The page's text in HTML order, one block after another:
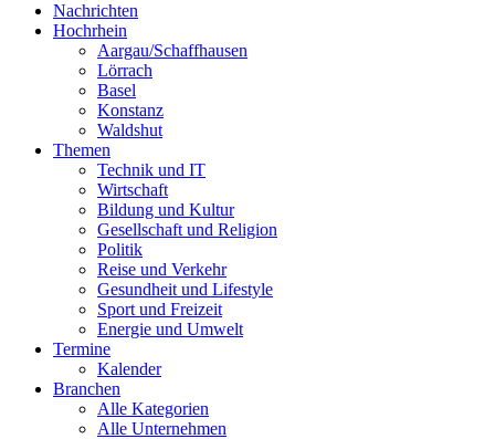
Nachrichten
Hochrhein
Aargau/Schaffhausen
Lörrach
Basel
Konstanz
Waldshut
Themen
Technik und IT
Wirtschaft
Bildung und Kultur
Gesellschaft und Religion
Politik
Reise und Verkehr
Gesundheit und Lifestyle
Sport und Freizeit
Energie und Umwelt
Termine
Kalender
Branchen
Alle Kategorien
Alle Unternehmen